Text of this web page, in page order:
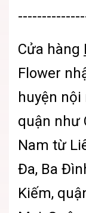
Cửa hàng
Flower
huyện
quận như
Nam từ
Đa, Ba
Kiếm,